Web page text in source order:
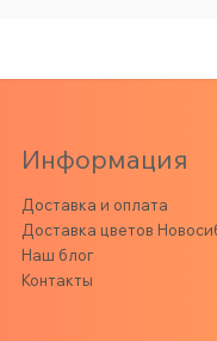
Информация
Доставка и оплата
Доставка цветов
Наш блог
Контакты